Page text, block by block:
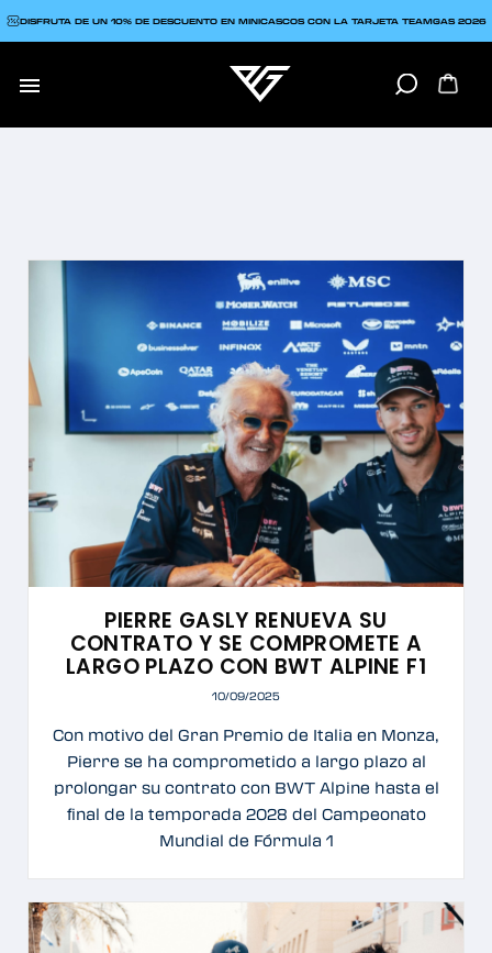

DISFRUTA DE UN 10% DE DESCUENTO EN MINICASCOS CON LA TARJETA TEAMGAS 2026
PIERRE GASLY RENUEVA SU
CONTRATO Y SE COMPROMETE A
LARGO PLAZO CON BWT ALPINE F1
10/09/2025
Con motivo del Gran Premio de Italia en Monza,
Pierre se ha comprometido a largo plazo al
prolongar su contrato con BWT Alpine hasta el
final de la temporada 2028 del Campeonato
Mundial de Fórmula 1